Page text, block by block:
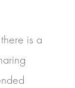
is a